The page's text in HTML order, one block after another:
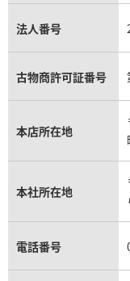
銀・シルバー買取
パラジウム買取
キャッツアイ買取
アクアマリン買取
ヴァシュロン・コン
オメガ買取
カルティエ買取
フランク ミュラー買取
リシャール・ミル買取
パネライ買取
チューダー（チュード
セリーヌ買取
プラダ買取
ダミアーニ買取
モーブッサン買取
法人番号
古物商許可証番号
本店所在地
本社所在地
電話番号